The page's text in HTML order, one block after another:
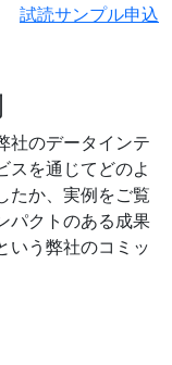
試読サンプル申込
社のデータインテ
スを通じてどのよ
たか、実例をご覧
パクトのある成果
いう弊社のコミッ